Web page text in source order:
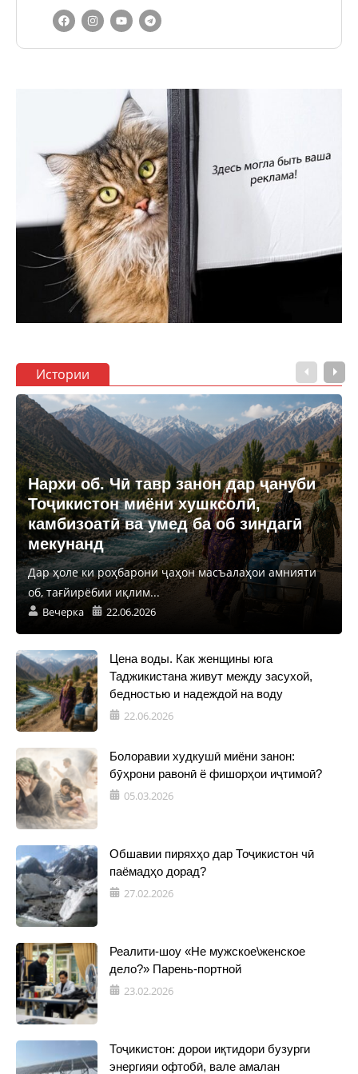
Истории
Нархи об. Чӣ тавр занон дар ҷануби
Тоҷикистон миёни хушксолӣ,
камбизоатӣ ва умед ба об зиндагӣ
мекунанд
Дар ҳоле ки роҳбарони ҷаҳон масъалаҳои амнияти
об, тағйирёбии иқлим...
Вечерка 22.06.2026
Цена воды. Как женщины юга
Таджикистана живут между засухой,
бедностью и надеждой на воду
22.06.2026
Болоравии худкушӣ миёни занон:
бӯҳрони равонӣ ё фишорҳои иҷтимоӣ?
05.03.2026
Обшавии пиряхҳо дар Тоҷикистон чӣ
паёмадҳо дорад?
27.02.2026
Реалити-шоу «Не мужское\женское
дело?» Парень-портной
23.02.2026
Тоҷикистон: дорои иқтидори бузурги
энергияи офтобӣ, вале амалан